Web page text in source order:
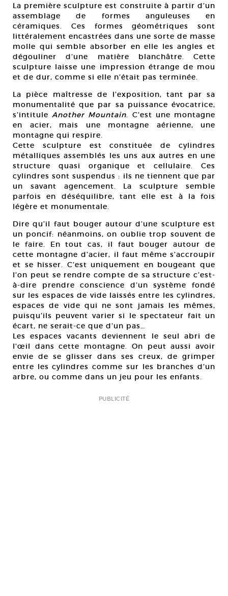
La première sculpture est construite à partir d’un
assemblage de formes anguleuses en
céramiques. Ces formes géométriques sont
littéralement encastrées dans une sorte de masse
molle qui semble absorber en elle les angles et
dégouliner d’une matière blanchâtre. Cette
sculpture laisse une impression étrange de mou
et de dur, comme si elle n’était pas terminée.
La pièce maîtresse de l’exposition, tant par sa
monumentalité que par sa puissance évocatrice,
s’intitule Another Mountain . C’est une montagne
en acier, mais une montagne aérienne, une
montagne qui respire.
Cette sculpture est constituée de cylindres
métalliques assemblés les uns aux autres en une
structure quasi organique et cellulaire. Ces
cylindres sont suspendus : ils ne tiennent que par
un savant agencement. La sculpture semble
parfois en déséquilibre, tant elle est à la fois
légère et monumentale.
Dire qu’il faut bouger autour d’une sculpture est
un poncif: néanmoins, on oublie trop souvent de
le faire. En tout cas, il faut bouger autour de
cette montagne d’acier, il faut même s’accroupir
et se hisser. C’est uniquement en bougeant que
l’on peut se rendre compte de sa structure c’est-
à-dire prendre conscience d’un système fondé
sur les espaces de vide laissés entre les cylindres,
espaces de vide qui ne sont jamais les mêmes,
puisqu’ils peuvent varier si le spectateur fait un
écart, ne serait-ce que d’un pas…
Les espaces vacants deviennent le seul abri de
l’œil dans cette montagne. On peut aussi avoir
envie de se glisser dans ses creux, de grimper
entre les cylindres comme sur les branches d’un
arbre, ou comme dans un jeu pour les enfants.
PUBLICITÉ